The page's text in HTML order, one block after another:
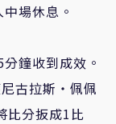
場休息。
鐘收到成效。
古拉斯・佩佩
比分扳成1比